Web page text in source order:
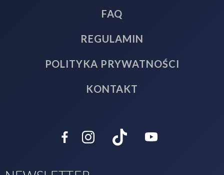
FAQ
REGULAMIN
POLITYKA PRYWATNOŚCI
KONTAKT